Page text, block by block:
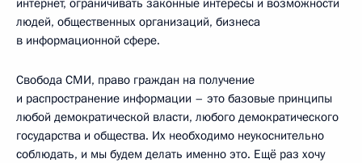
людей, общественных организаций, бизнеса
в информационной сфере.
Свобода СМИ, право граждан на получение
и распространение информации – это базовые принципы
любой демократической власти, любого демократического
государства и общества. Их необходимо неукоснительно
соблюдать, и мы будем делать именно это. Ещё раз хочу